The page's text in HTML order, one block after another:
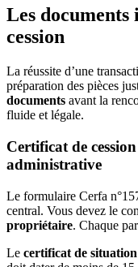
Les documents
cession
La réussite d’une
préparation des pièces
documents avant la
fluide et légale.
Certificat de
administrative
Le formulaire Cerfa
central. Vous devez le
propriétaire. Chaque
Le certificat de